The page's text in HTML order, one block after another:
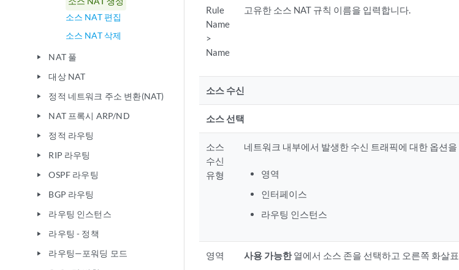
소스 NAT 편집
소스 NAT 삭제
play_arrow NAT 풀
play_arrow 대상 NAT
play_arrow 정적 네트워크 주소 변환(NAT)
play_arrow NAT 프록시 ARP/ND
play_arrow 정적 라우팅
play_arrow RIP 라우팅
play_arrow OSPF 라우팅
play_arrow BGP 라우팅
play_arrow 라우팅 인스턴스
play_arrow 라우팅 - 정책
play_arrow 라우팅—포워딩 모드
Rule
Name
>
Name
고유한 소스 NAT 규칙 이름을 입력합니다.
소스 수신
소스 선택
소스
수신
유형
네트워크 내부에서 발생한 수신 트래픽에 대한 옵션
영역
인터페이스
라우팅 인스턴스
영역 사용 가능한열에서 소스 존을 선택하고 오른쪽 화살